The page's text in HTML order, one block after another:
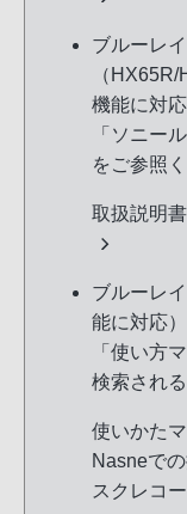
ブルーレ
（
機能に対
「ソニー
をご参照
取扱説明
ブルーレ
能に対応
「使い方
検索され
使いかた
Nasneで
スクレコー